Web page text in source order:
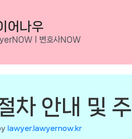
어나우
ㅣ변호사NOW
차 안내 및
lawyer.lawyernow.kr